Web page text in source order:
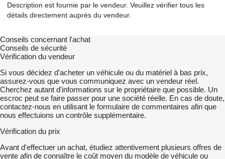
Description est fournie par le vendeur. Veuillez vérifier tous les
détails directement auprès du vendeur.
Conseils concernant l'achat
Conseils de sécurité
Vérification du vendeur
Si vous décidez d'acheter un véhicule ou du matériel à bas prix,
assurez-vous que vous communiquez avec un vendeur réel.
Cherchez autant d'informations sur le propriétaire que possible. Un
escroc peut se faire passer pour une société réelle. En cas de doute,
contactez-nous en utilisant le formulaire de commentaires afin que
nous effectuions un contrôle supplémentaire.
Vérification du prix
Avant d'effectuer un achat, étudiez attentivement plusieurs offres de
vente afin de connaître le coût moyen du modèle de véhicule ou